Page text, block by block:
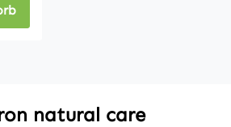
natural care